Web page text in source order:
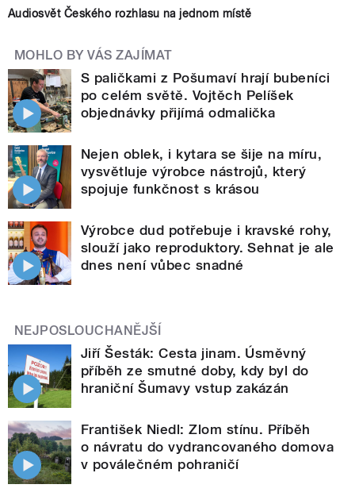
Audiosvět Českého rozhlasu na jednom místě
MOHLO BY VÁS ZAJÍMAT
S paličkami z Pošumaví hrají bubeníci
po celém světě. Vojtěch Pelíšek
objednávky přijímá odmalička
Nejen oblek, i kytara se šije na míru,
vysvětluje výrobce nástrojů, který
spojuje funkčnost s krásou
Výrobce dud potřebuje i kravské rohy,
slouží jako reproduktory. Sehnat je ale
dnes není vůbec snadné
NEJPOSLOUCHANĚJŠÍ
Jiří Šesták: Cesta jinam. Úsměvný
příběh ze smutné doby, kdy byl do
hraniční Šumavy vstup zakázán
František Niedl: Zlom stínu. Příběh
o návratu do vydrancovaného domova
v poválečném pohraničí